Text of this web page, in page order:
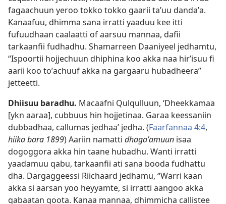
fagaachuun yeroo tokko tokko gaarii taʼuu dandaʼa.
Kanaafuu, dhimma sana irratti yaaduu kee itti
fufuudhaan caalaatti of aarsuu mannaa, dafii
tarkaanfii fudhadhu. Shamarreen Daaniyeel jedhamtu,
“Ispoortii hojjechuun dhiphina koo akka naa hirʼisuu fi
aarii koo toʼachuuf akka na gargaaru hubadheera”
jetteetti.
Dhiisuu baradhu. Macaafni Qulqulluun, ‘Dheekkamaa
[ykn aaraa], cubbuus hin hojjetinaa. Garaa keessaniin
dubbadhaa, callumas jedhaa’ jedha. (Faarfannaa 4:4,
hiika bara 1899) Aariin namatti dhagaʼamuun isaa
dogoggora akka hin taane hubadhu. Wanti irratti
yaadamuu qabu, tarkaanfii ati sana booda fudhattu
dha. Dargaggeessi Riichaard jedhamu, “Warri kaan
akka si aarsan yoo heyyamte, si irratti aangoo akka
qabaatan goota. Kanaa mannaa, dhimmicha callistee